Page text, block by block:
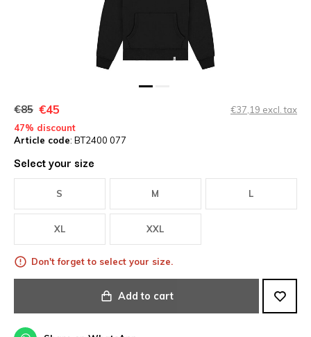
€85 €45
€37,19 excl. tax
47% discount
Article code: BT2400 077
Select your size
S M L
XL XXL
Don't forget to select your size.
Add to cart